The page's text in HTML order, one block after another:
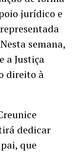
jurídico e
semana,
a Justiça
direito à
dedicar
que